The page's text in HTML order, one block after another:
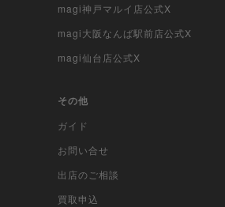
magi神戸マルイ店公式X
magi大阪なんば駅前店公式X
magi仙台店公式X
その他
ガイド
お問い合せ
出店のご相談
買取申込